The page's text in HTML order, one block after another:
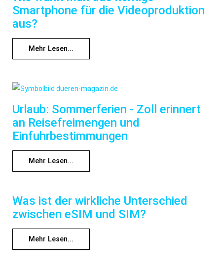
Smartphone für die Videoproduktion
aus?
Mehr Lesen...
Urlaub: Sommerferien - Zoll erinnert
an Reisefreimengen und
Einfuhrbestimmungen
Mehr Lesen...
Was ist der wirkliche Unterschied
zwischen eSIM und SIM?
Mehr Lesen...